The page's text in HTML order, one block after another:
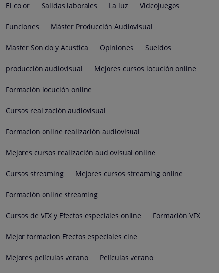
El color Salidas laborales La luz Videojuegos
Funciones Máster Producción Audiovisual
Master Sonido y Acustica Opiniones Sueldos
producción audiovisual Mejores cursos locución online
Formación locución online
Cursos realización audiovisual
Formacion online realización audiovisual
Mejores cursos realización audiovisual online
Cursos streaming Mejores cursos streaming online
Formación online streaming
Cursos de VFX y Efectos especiales online Formación VFX
Mejor formacion Efectos especiales cine
Mejores películas verano Películas verano